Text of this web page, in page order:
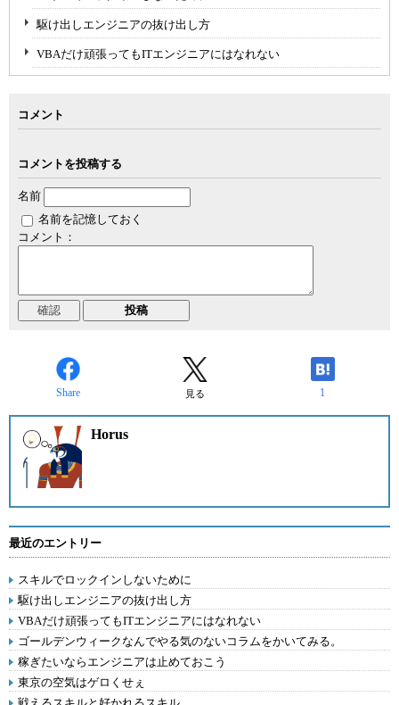
駆け出しエンジニアの抜け出し方
VBAだけ頑張ってもITエンジニアにはなれない
コメント
コメントを投稿する
名前
名前を記憶しておく
コメント：
Share 見る 1
Horus
最近のエントリー
スキルでロックインしないために
駆け出しエンジニアの抜け出し方
VBAだけ頑張ってもITエンジニアにはなれない
ゴールデンウィークなんでやる気のないコラムをかいてみる。
稼ぎたいならエンジニアは止めておこう
東京の空気はゲロくせぇ